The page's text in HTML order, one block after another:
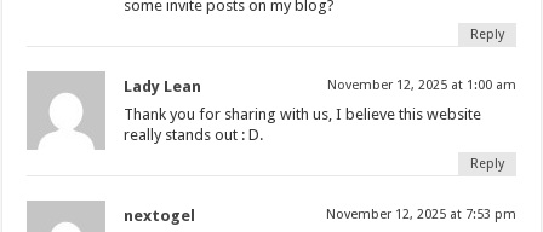
some invite posts on my blog?
Reply
Lady Lean November 12, 2025 at 1:00 am
Thank you for sharing with us, I believe this website
really stands out : D.
Reply
nextogel November 12, 2025 at 7:53 pm